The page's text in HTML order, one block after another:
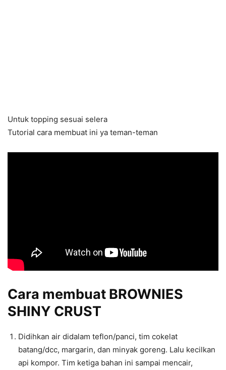
Untuk topping sesuai selera
Tutorial cara membuat ini ya teman-teman
Cara membuat BROWNIES
SHINY CRUST
Didihkan air didalam teflon/panci, tim cokelat
batang/dcc, margarin, dan minyak goreng. Lalu kecilkan
api kompor. Tim ketiga bahan ini sampai mencair,